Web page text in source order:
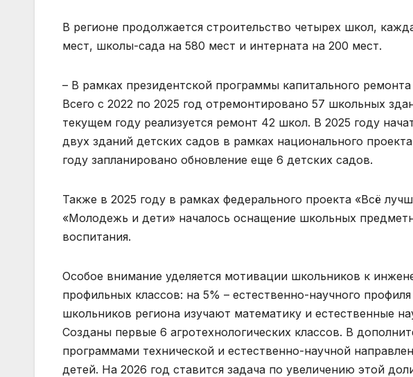
В регионе продолжается строительство четырех школ,
мест, школы-сада на 580 мест и интерната на 200 мест.
– В рамках президентской программы капитального
Всего с 2022 по 2025 год отремонтировано 57 школьных
текущем году реализуется ремонт 42 школ. В 2025 году
двух зданий детских садов в рамках национального
году запланировано обновление еще 6 детских садов.
Также в 2025 году в рамках федерального проекта «Всё
«Молодежь и дети» началось оснащение школьных
воспитания.
Особое внимание уделяется мотивации школьников к
профильных классов: на 5% – естественно-научного
школьников региона изучают математику и естественные
Созданы первые 6 агротехнологических классов. В
программами технической и естественно-научной
детей. На 2026 год ставится задача по увеличению этой